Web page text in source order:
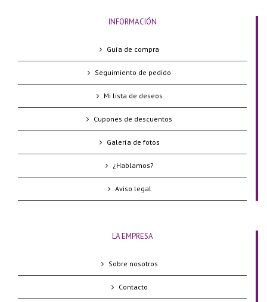
INFORMACIÓN
Guía de compra
Seguimiento de pedido
Mi lista de deseos
Cupones de descuentos
Galería de fotos
¿Hablamos?
Aviso legal
LA EMPRESA
Sobre nosotros
Contacto